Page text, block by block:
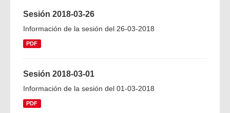
Sesión 2018-03-26
Información de la sesión del 26-03-2018
PDF
Sesión 2018-03-01
Información de la sesión del 01-03-2018
PDF